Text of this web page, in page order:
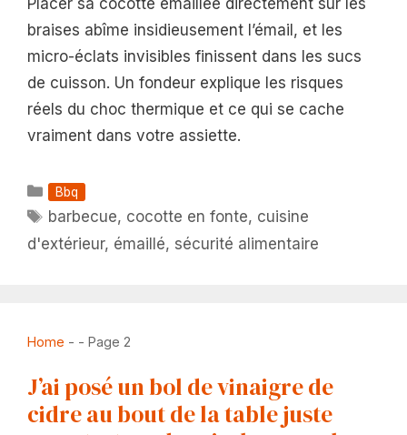
Placer sa cocotte émaillée directement sur les
braises abîme insidieusement l’émail, et les
micro-éclats invisibles finissent dans les sucs
de cuisson. Un fondeur explique les risques
réels du choc thermique et ce qui se cache
vraiment dans votre assiette.
Catégories
Bbq
Étiquettes
barbecue, cocotte en fonte, cuisine
d'extérieur, émaillé, sécurité alimentaire
Home - - Page 2
J’ai posé un bol de vinaigre de
cidre au bout de la table juste